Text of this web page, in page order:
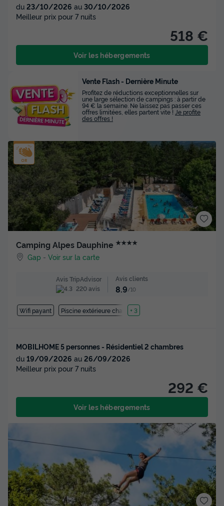
du 23/10/2026 au 30/10/2026
Meilleur prix pour 7 nuits
518 €
Voir les hébergements
Camping Alpes Dauphine ★★★★
Gap -Voir sur la carte
Avis TripAdvisor
220 avis
Avis clients
8.9/10
Wifi payant Piscine extérieure chauffée
+ 3
MOBILHOME 5 personnes - Résidentiel 2 chambres
du 19/09/2026 au 26/09/2026
Meilleur prix pour 7 nuits
292 €
Voir les hébergements
Vente Flash - Dernière Minute
Profitez de réductions exceptionnelles sur
une large sélection de campings : à partir de
94 € la semaine. Ne laissez pas passer ces
offres limitées, elles partent vite ! Je profite
des offres !